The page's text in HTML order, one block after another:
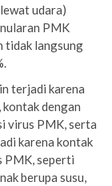
udara)
PMK
tidak langsung
terjadi karena
dengan
virus PMK, serta
karena kontak
PMK, seperti
berupa susu,